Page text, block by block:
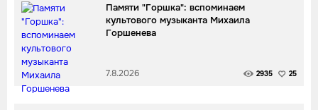
Памяти "Горшка": вспоминаем
культового музыканта Михаила
Горшенева
7.8.2026 2935 25